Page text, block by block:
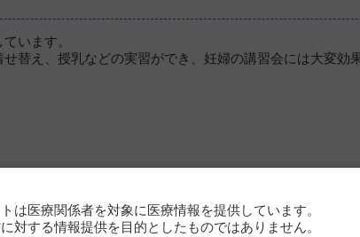
います。
替え、授乳などの実習ができ、妊婦の講習会には大変効果
は医療関係者を対象に医療情報を提供しています。
対する情報提供を目的としたものではありません。